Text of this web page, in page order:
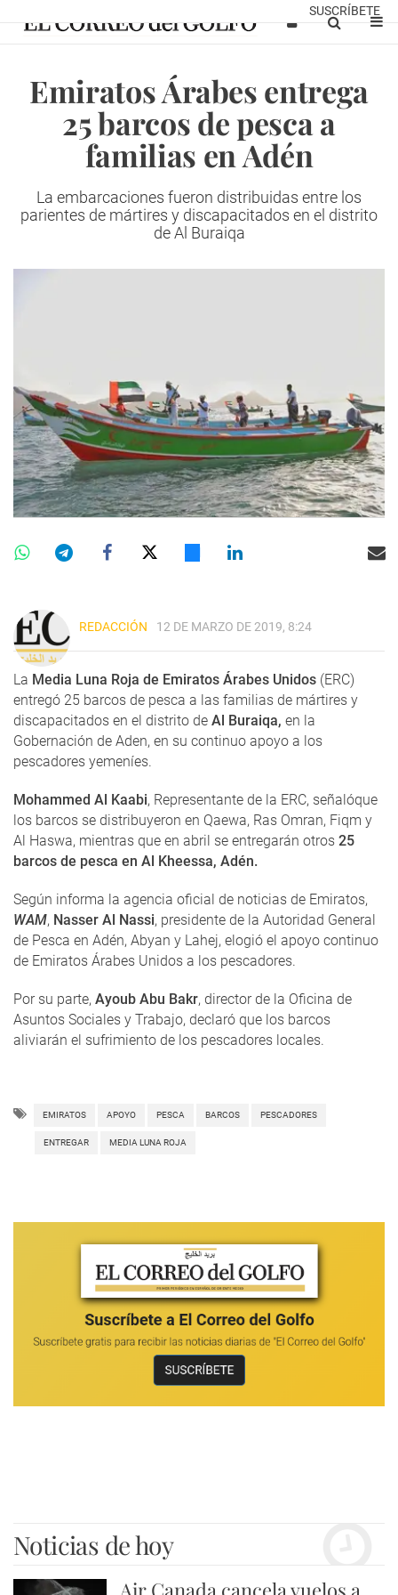
SUSCRÍBETE
Emiratos Árabes entrega
25 barcos de pesca a
familias en Adén
La embarcaciones fueron distribuidas entre los
parientes de mártires y discapacitados en el distrito
de Al Buraiqa
REDACCIÓN 12 DE MARZO DE 2019, 8:24
La Media Luna Roja de Emiratos Árabes Unidos (ERC)
entregó 25 barcos de pesca a las familias de mártires y
discapacitados en el distrito de Al Buraiqa, en la
Gobernación de Aden, en su continuo apoyo a los
pescadores yemeníes.
Mohammed Al Kaabi, Representante de la ERC, señalóque
los barcos se distribuyeron en Qaewa, Ras Omran, Fiqm y
Al Haswa, mientras que en abril se entregarán otros 25
barcos de pesca en Al Kheessa, Adén.
Según informa la agencia oficial de noticias de Emiratos,
WAM, Nasser Al Nassi, presidente de la Autoridad General
de Pesca en Adén, Abyan y Lahej, elogió el apoyo continuo
de Emiratos Árabes Unidos a los pescadores.
Por su parte, Ayoub Abu Bakr, director de la Oficina de
Asuntos Sociales y Trabajo, declaró que los barcos
aliviarán el sufrimiento de los pescadores locales.
EMIRATOS APOYO PESCA BARCOS PESCADORES
ENTREGAR MEDIA LUNA ROJA
Noticias de hoy
Air Canada cancela vuelos a